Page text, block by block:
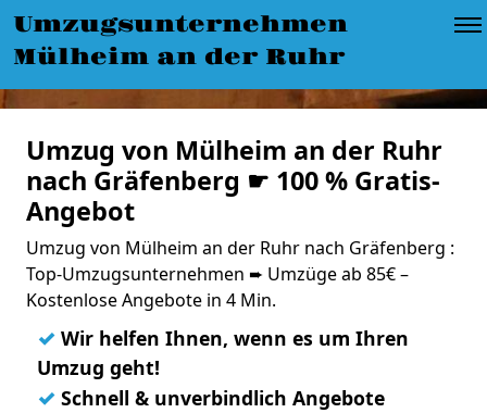
Umzugsunternehmen
Mülheim an der Ruhr
Umzug von Mülheim an der Ruhr
nach Gräfenberg ☛ 100 % Gratis-
Angebot
Umzug von Mülheim an der Ruhr nach Gräfenberg :
Top-Umzugsunternehmen ➨ Umzüge ab 85€ –
Kostenlose Angebote in 4 Min.
✓ Wir helfen Ihnen, wenn es um Ihren
Umzug geht!
✓ Schnell & unverbindlich Angebote